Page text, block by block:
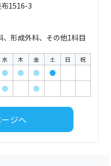
1516-3
形成外科、その他1科目
水 木 金 土 日 祝
● ● ●
●
● ●
ジへ